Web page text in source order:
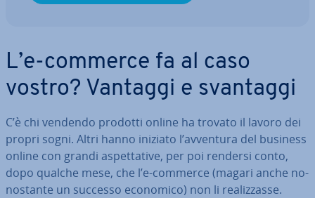
L’e-commerce fa al caso
vostro? Vantaggi e svantaggi
C’è chi vendendo prodotti online ha trovato il lavoro dei
propri sogni. Altri hanno iniziato l’avventura del business
online con grandi aspet­ta­ti­ve, per poi rendersi conto,
dopo qualche mese, che l’e-commerce (magari anche no­
no­stan­te un successo economico) non li rea­liz­zas­se.